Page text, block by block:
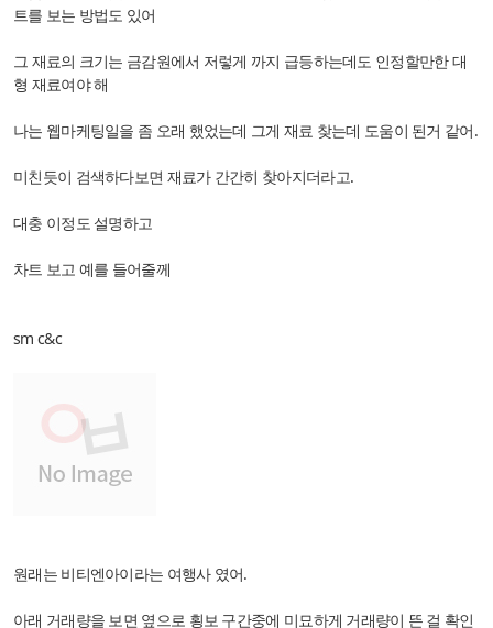
트를 보는 방법도 있어
그 재료의 크기는 금감원에서 저렇게 까지 급등하는데도 인정할만한 대
형 재료여야 해
나는 웹마케팅일을 좀 오래 했었는데 그게 재료 찾는데 도움이 된거 같어.
미친듯이 검색하다보면 재료가 간간히 찾아지더라고.
대충 이정도 설명하고
차트 보고 예를 들어줄께
sm c&c
원래는 비티엔아이라는 여행사 였어.
아래 거래량을 보면 옆으로 횡보 구간중에 미묘하게 거래량이 뜬 걸 확인